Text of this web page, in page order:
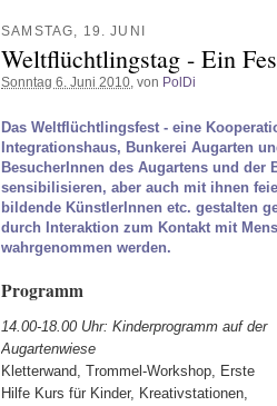
SAMSTAG, 19. JUNI
Weltflüchtlingstag - Ein
Sonntag 6. Juni 2010 , von PolDi
Das Weltflüchtlingsfest - eine
Integrationshaus, Bunkerei Augarten
BesucherInnen des Augartens und
sensibilisieren, aber auch mit ihnen
bildende KünstlerInnen etc. gestalten
durch Interaktion zum Kontakt mit
wahrgenommen werden.
Programm
14.00-18.00 Uhr: Kinderprogramm auf der
Augartenwiese
Kletterwand, Trommel-Workshop, Erste
Hilfe Kurs für Kinder, Kreativstationen,